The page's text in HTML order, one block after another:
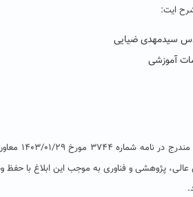
ایت:
سیدمهدی ضیایی
آموزشی
پژوهشی و فناوری به موجب این ابلاغ با حفظ